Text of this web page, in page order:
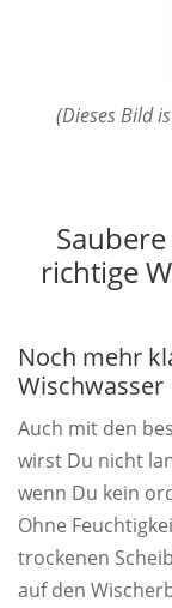
(Dieses Bild
richtige
Noch mehr
Wischwasser
Auch mit den
wirst Du nicht
wenn Du kein
Ohne
trockenen
auf den